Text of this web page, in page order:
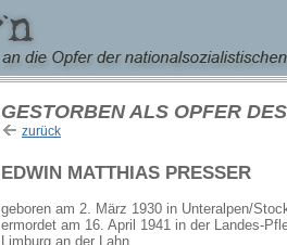
GESTORBEN ALS OPFER
zurück
EDWIN MATTHIAS PRESSER
geboren am 2. März 1930 in Unteralpen/
ermordet am 16. April 1941 in der Landes-
Limburg an der Lahn